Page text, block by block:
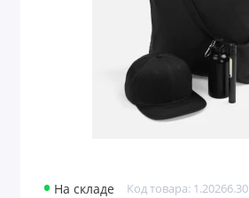
На складе Код товара: 1.20266.30